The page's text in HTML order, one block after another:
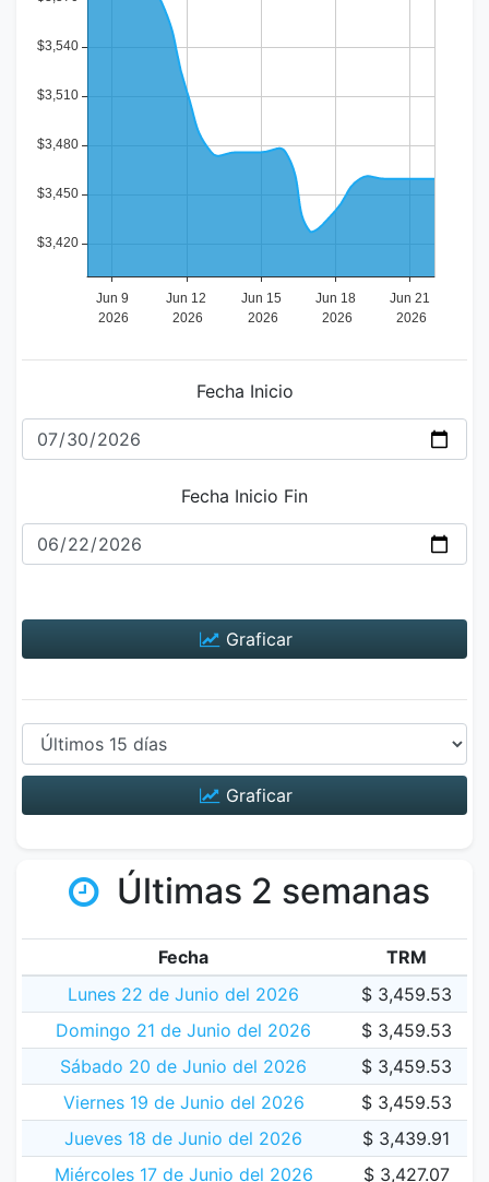
Fecha Inicio
Fecha Inicio Fin
Graficar
Graficar
Últimas 2 semanas
Fecha
TRM
Lunes 22 de Junio del 2026
$ 3,459.53
Domingo 21 de Junio del 2026
$ 3,459.53
Sábado 20 de Junio del 2026
$ 3,459.53
Viernes 19 de Junio del 2026
$ 3,459.53
Jueves 18 de Junio del 2026
$ 3,439.91
Miércoles 17 de Junio del 2026
$ 3,427.07